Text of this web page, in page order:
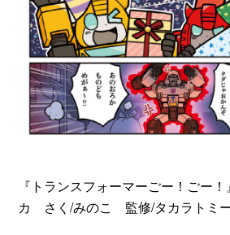
『トランスフォーマーごー！ごー
カ さく/みのこ 監修/タカラトミ